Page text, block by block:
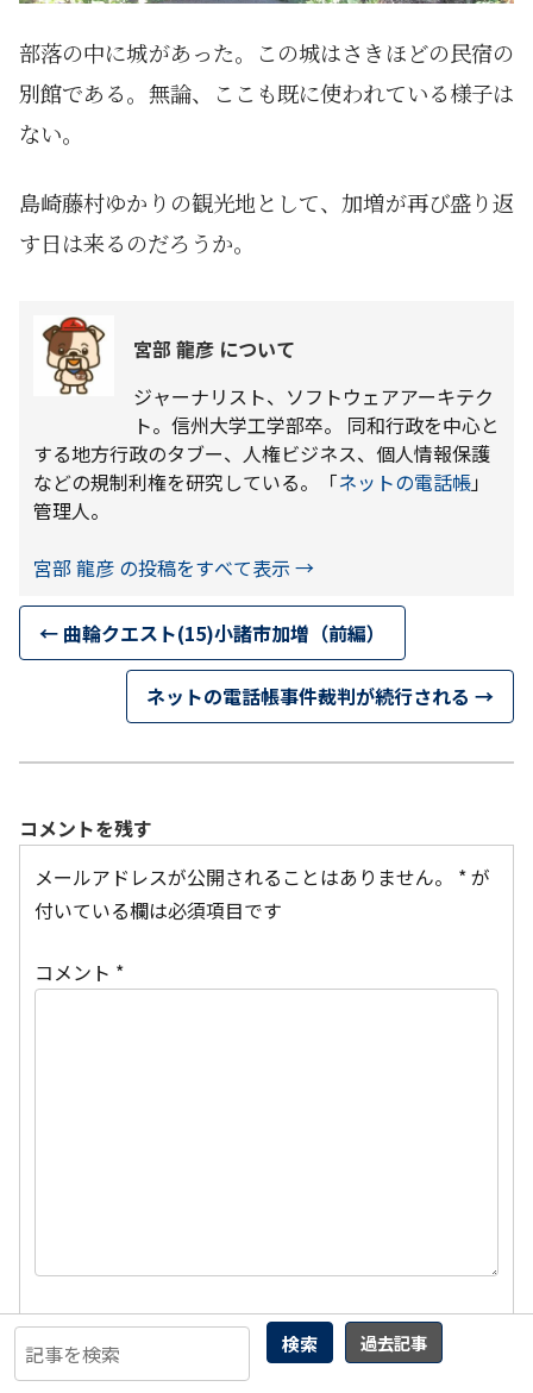
検索 過去記事
部落の中に城があった。この城はさきほどの民宿の
別館である。無論、ここも既に使われている様子は
ない。
島崎藤村ゆかりの観光地として、加増が再び盛り返
す日は来るのだろうか。
宮部 龍彦 について
ジャーナリスト、ソフトウェアアーキテク
ト。信州大学工学部卒。 同和行政を中心と
する地方行政のタブー、人権ビジネス、個人情報保護
などの規制利権を研究している。「ネットの電話帳」
管理人。
宮部 龍彦 の投稿をすべて表示 →
← 曲輪クエスト(15)小諸市加増（前編）
ネットの電話帳事件裁判が続行される →
コメントを残す
メールアドレスが公開されることはありません。
*が
付いている欄は必須項目です
コメント *
名前